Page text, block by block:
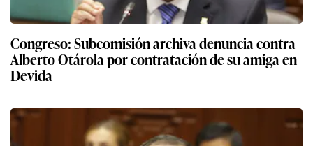
Congreso: Subcomisión archiva denuncia contra
Alberto Otárola por contratación de su amiga en
Devida